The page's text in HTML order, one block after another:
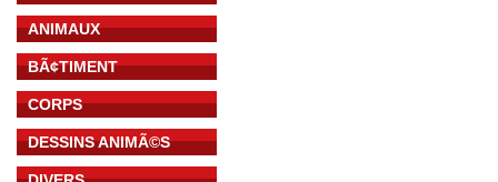
ANIMAUX
BÃ¢TIMENT
CORPS
DESSINS ANIMÃ©S